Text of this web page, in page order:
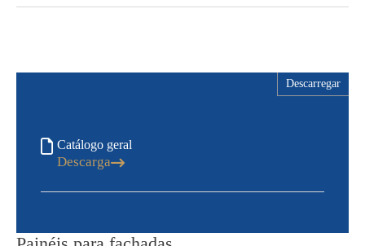
Descarregar
Catálogo geral
Descarga